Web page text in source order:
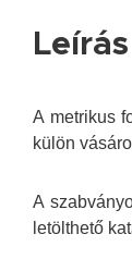
Leírás
A metrikus
külön
A
letölthető